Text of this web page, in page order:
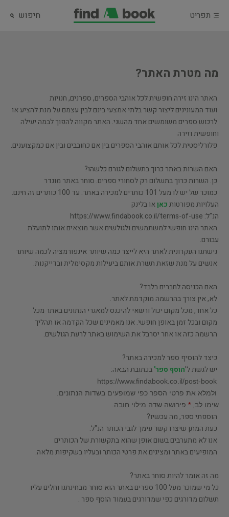
תפריט חיפוש
מה מטרת האתר?
האתר הינו זירה חופשית לכל אוהבי הספרים, ספרנים, חנויות
ועוד המעונינים ליצור קשר בלתי אמצעי בינם לבין עצמם על מנת להציע או
לרכוש ספרים משומשים אחד מהשני. האתר מקווה להפוך לבמה יעילה
וחופשית וזירה
פלורליסטית לכל אותם אוהבי הספרים בין אם כחובבים ובין אם כמקצוענים.
האם השרות באתר כרוך בתשלום לגורם כלשהו?
כן. השרות כרוך בתשלום רק לסחורי ספרים. סוחר באתר מוגדר
כמוכר של יש לו מעל 101 כותרים למכירה באתר. עד 100 כותרים זה חינם.
העלויות מפורטותכאןאו בלינק
הנ"ל: https://www.findabook.co.il/terms-of-use
האתר הינו חופשי למשתמשים ולגולשים אשר מוצאים אותו לתועלת
עבורם.
גישתנו העקרונית לאתר היא לייצר כמה שיותר אינפורמציה לכמה שיותר
אנשים על מנת שזאת תשרת אותם ביעילות מקסימלית ובדייקנות.
האם הכניסה לחברים בלבד?
לא, אין צורך בהרשמה מוקדמת לאתר.
כל אחד, מכל מקום יכול ורשאי להיכנס למאגרי הנתונים באתר מכל
מקום ובכל זמן באופן חופשי. אנו מאמינים שכל הקדמה או תהליך
הרשמה כזה או אחר יסרבל את השימוש באתר לרעת הגולשים.
כיצד להוסיף ספר למכירה באתר?
יש לגשת ל'הוסף ספר'בכתובת הבאה:
ולמלא את פרטי הספר כפי שמופעים בשדות הנתונים.
שימו לב, * פירושה שדה מילוי חובה.
הוספתי ספר, מה עכשיו?
כעת המתן שיצרו קשר עימך לגבי הכותר הנ"ל.
אנו לא מתערבים בשום אופן שהוא בתקשורת של הכותרים
המופיעים באתר ומציגים את פרטי הכותר ובעליו בשקיפות מלאה.
מה זה אומר להיות סוחר באתר?
כל מי שמוכר מעל 100 ספרים באתר הוא סוחר מבחינתנו וחלים עליו
תשלום מדורגים כפי שמדורגים בעמוד הוסף ספר .